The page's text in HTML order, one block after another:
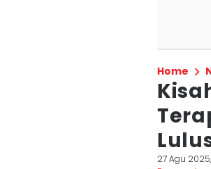
Home
27 Agu 2025,